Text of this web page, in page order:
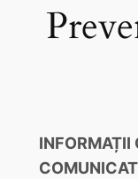
INFORMAȚII